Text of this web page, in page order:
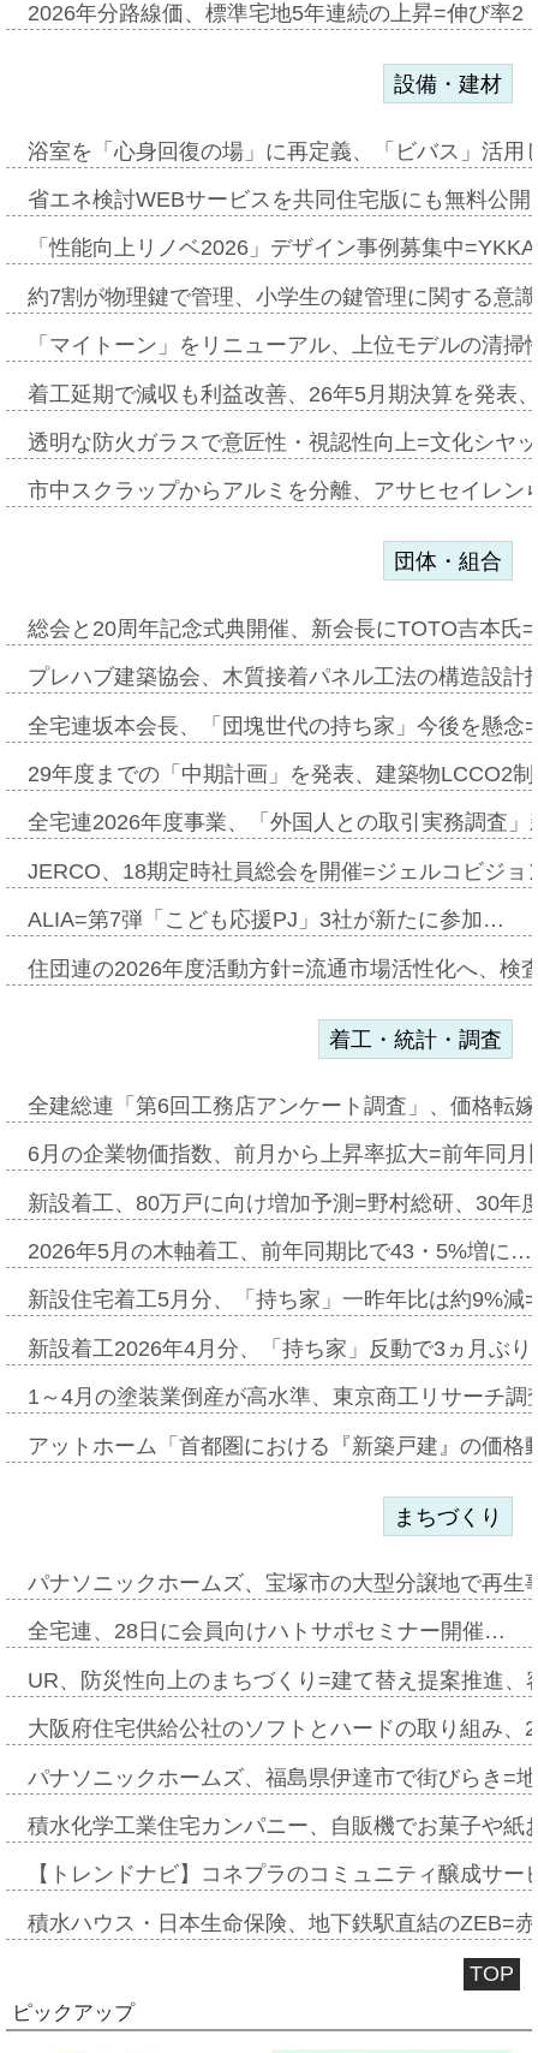
2026年分路線価、標準宅地5年連続の上昇=伸び率
設備・建材
浴室を「心身回復の場」に再定義、「ビバス」活
省エネ検討WEBサービスを共同住宅版にも無料公
「性能向上リノベ2026」デザイン事例募集中
約7割が物理鍵で管理、小学生の鍵管理に関する意
「マイトーン」をリニューアル、上位モデルの清
着工延期で減収も利益改善、26年5月期決算を発表
透明な防火ガラスで意匠性・視認性向上=文化シヤ
市中スクラップからアルミを分離、アサヒセイレ
団体・組合
総会と20周年記念式典開催、新会長にTOTO吉本氏
プレハブ建築協会、木質接着パネル工法の構造設
全宅連坂本会長、「団塊世代の持ち家」今後を懸
29年度までの「中期計画」を発表、建築物LCCO2
全宅連2026年度事業、「外国人との取引実務調査
JERCO、18期定時社員総会を開催=ジェルコビジ
ALIA=第7弾「こども応援PJ」3社が新たに参加…
住団連の2026年度活動方針=流通市場活性化へ、検
着工・統計・調査
全建総連「第6回工務店アンケート調査」、価格転
6月の企業物価指数、前月から上昇率拡大=前年同
新設着工、80万戸に向け増加予測=野村総研、30年
2026年5月の木軸着工、前年同期比で43・5%増に…
新設住宅着工5月分、「持ち家」一昨年比は約9%
新設着工2026年4月分、「持ち家」反動で3ヵ月ぶ
1～4月の塗装業倒産が高水準、東京商工リサーチ
アットホーム「首都圏における『新築戸建』の価
まちづくり
パナソニックホームズ、宝塚市の大型分譲地で再
全宅連、28日に会員向けハトサポセミナー開催…
UR、防災性向上のまちづくり=建て替え提案推進
大阪府住宅供給公社のソフトとハードの取り組み
パナソニックホームズ、福島県伊達市で街びらき=
積水化学工業住宅カンパニー、自販機でお菓子や
【トレンドナビ】コネプラのコミュニティ醸成サ
積水ハウス・日本生命保険、地下鉄駅直結のZEB=
TOP
ピックアップ